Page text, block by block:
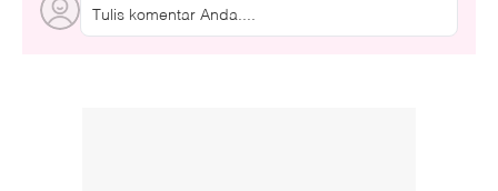
Tulis komentar Anda....